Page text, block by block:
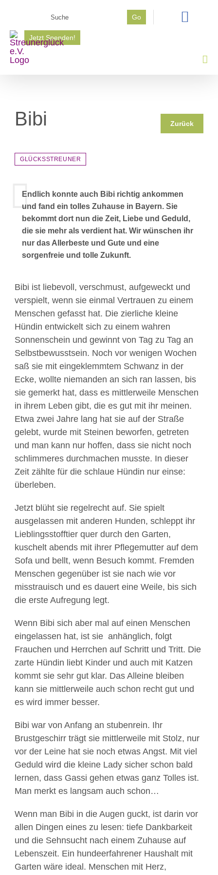
springen
Go
Jetzt Spenden!
Bibi Zurück
GLÜCKSSTREUNER
Endlich konnte auch Bibi richtig ankommen
und fand ein tolles Zuhause in Bayern. Sie
bekommt dort nun die Zeit, Liebe und Geduld,
die sie mehr als verdient hat. Wir wünschen ihr
nur das Allerbeste und Gute und eine
sorgenfreie und tolle Zukunft.
Bibi ist liebevoll, verschmust, aufgeweckt und
verspielt, wenn sie einmal Vertrauen zu einem
Menschen gefasst hat. Die zierliche kleine
Hündin entwickelt sich zu einem wahren
Sonnenschein und gewinnt von Tag zu Tag an
Selbstbewusstsein. Noch vor wenigen Wochen
saß sie mit eingeklemmtem Schwanz in der
Ecke, wollte niemanden an sich ran lassen, bis
sie gemerkt hat, dass es mittlerweile Menschen
in ihrem Leben gibt, die es gut mit ihr meinen.
Etwa zwei Jahre lang hat sie auf der Straße
gelebt, wurde mit Steinen beworfen, getreten
und man kann nur hoffen, dass sie nicht noch
schlimmeres durchmachen musste. In dieser
Zeit zählte für die schlaue Hündin nur einse:
überleben.
Jetzt blüht sie regelrecht auf. Sie spielt
ausgelassen mit anderen Hunden, schleppt ihr
Lieblingsstofftier quer durch den Garten,
kuschelt abends mit ihrer Pflegemutter auf dem
Sofa und bellt, wenn Besuch kommt. Fremden
Menschen gegenüber ist sie nach wie vor
misstrauisch und es dauert eine Weile, bis sich
die erste Aufregung legt.
Wenn Bibi sich aber mal auf einen Menschen
eingelassen hat, ist sie anhänglich, folgt
Frauchen und Herrchen auf Schritt und Tritt. Die
zarte Hündin liebt Kinder und auch mit Katzen
kommt sie sehr gut klar. Das Alleine bleiben
kann sie mittlerweile auch schon recht gut und
es wird immer besser.
Bibi war von Anfang an stubenrein. Ihr
Brustgeschirr trägt sie mittlerweile mit Stolz, nur
vor der Leine hat sie noch etwas Angst. Mit viel
Geduld wird die kleine Lady sicher schon bald
lernen, dass Gassi gehen etwas ganz Tolles ist.
Man merkt es langsam auch schon…
Wenn man Bibi in die Augen guckt, ist darin vor
allen Dingen eines zu lesen: tiefe Dankbarkeit
und die Sehnsucht nach einem Zuhause auf
Lebenszeit. Ein hundeerfahrener Haushalt mit
Garten wäre ideal. Menschen mit Herz,